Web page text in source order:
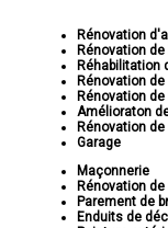
Rénovation
Rénovation
Réhabilitation
Rénovation
Rénovation de
Amélioraton
Rénovation
Garage
Maçonnerie
Rénovation
Parement de
Enduits de